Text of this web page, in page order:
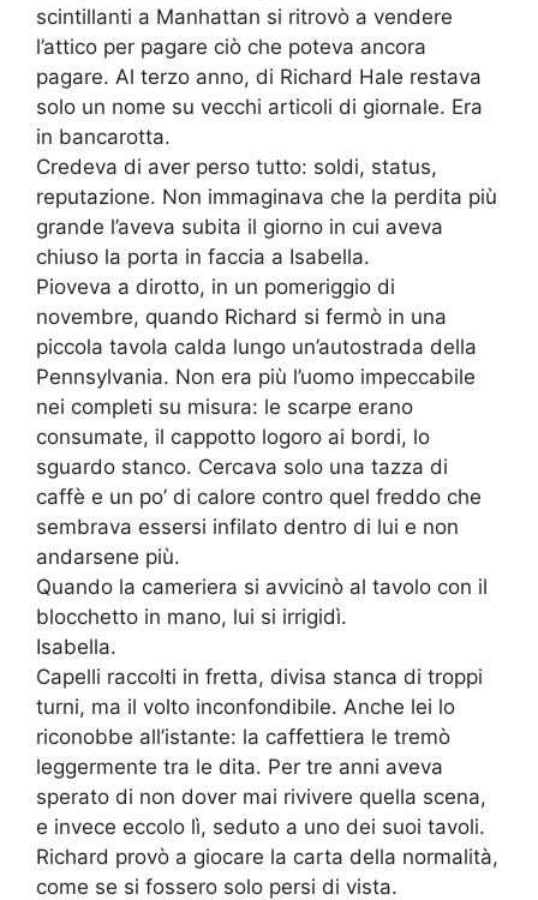
scintillanti a Manhattan si ritrovò a vendere
l’attico per pagare ciò che poteva ancora
pagare. Al terzo anno, di Richard Hale restava
solo un nome su vecchi articoli di giornale. Era
in bancarotta.
Credeva di aver perso tutto: soldi, status,
reputazione. Non immaginava che la perdita più
grande l’aveva subita il giorno in cui aveva
chiuso la porta in faccia a Isabella.
Pioveva a dirotto, in un pomeriggio di
novembre, quando Richard si fermò in una
piccola tavola calda lungo un’autostrada della
Pennsylvania. Non era più l’uomo impeccabile
nei completi su misura: le scarpe erano
consumate, il cappotto logoro ai bordi, lo
sguardo stanco. Cercava solo una tazza di
caffè e un po’ di calore contro quel freddo che
sembrava essersi infilato dentro di lui e non
andarsene più.
Quando la cameriera si avvicinò al tavolo con il
blocchetto in mano, lui si irrigidì.
Isabella.
Capelli raccolti in fretta, divisa stanca di troppi
turni, ma il volto inconfondibile. Anche lei lo
riconobbe all’istante: la caffettiera le tremò
leggermente tra le dita. Per tre anni aveva
sperato di non dover mai rivivere quella scena,
e invece eccolo lì, seduto a uno dei suoi tavoli.
Richard provò a giocare la carta della normalità,
come se si fossero solo persi di vista.